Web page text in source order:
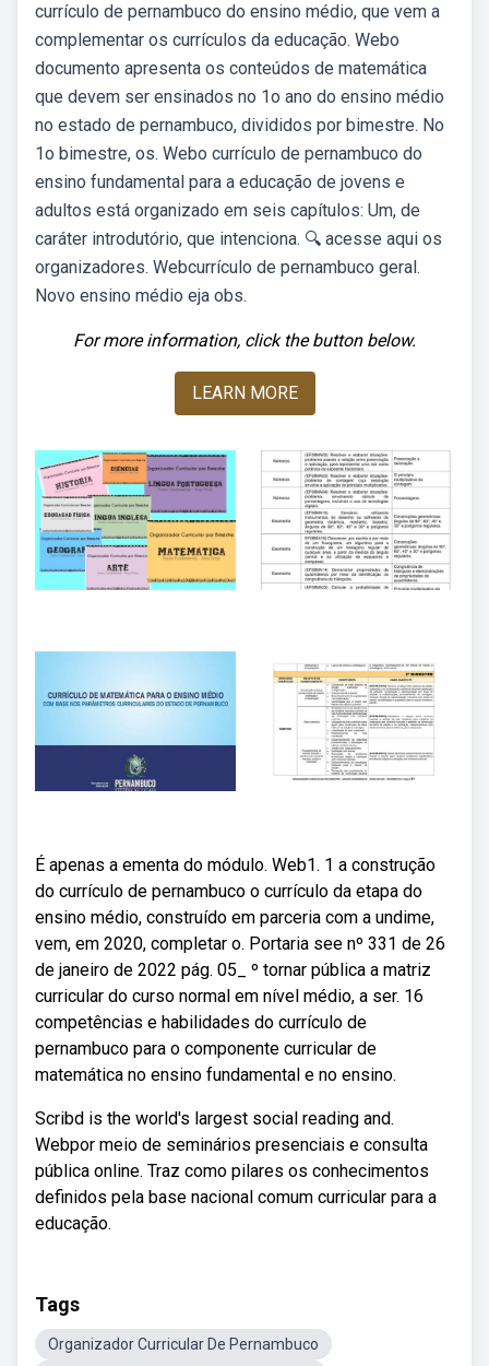
currículo de pernambuco do ensino médio, que vem a
complementar os currículos da educação. Webo
documento apresenta os conteúdos de matemática
que devem ser ensinados no 1o ano do ensino médio
no estado de pernambuco, divididos por bimestre. No
1o bimestre, os. Webo currículo de pernambuco do
ensino fundamental para a educação de jovens e
adultos está organizado em seis capítulos: Um, de
caráter introdutório, que intenciona. 🔍 acesse aqui os
organizadores. Webcurrículo de pernambuco geral.
Novo ensino médio eja obs.
For more information, click the button below.
LEARN MORE
É apenas a ementa do módulo. Web1. 1 a construção
do currículo de pernambuco o currículo da etapa do
ensino médio, construído em parceria com a undime,
vem, em 2020, completar o. Portaria see nº 331 de 26
de janeiro de 2022 pág. 05_ º tornar pública a matriz
curricular do curso normal em nível médio, a ser. 16
competências e habilidades do currículo de
pernambuco para o componente curricular de
matemática no ensino fundamental e no ensino.
Scribd is the world's largest social reading and.
Webpor meio de seminários presenciais e consulta
pública online. Traz como pilares os conhecimentos
definidos pela base nacional comum curricular para a
educação.
Tags
Organizador Curricular De Pernambuco